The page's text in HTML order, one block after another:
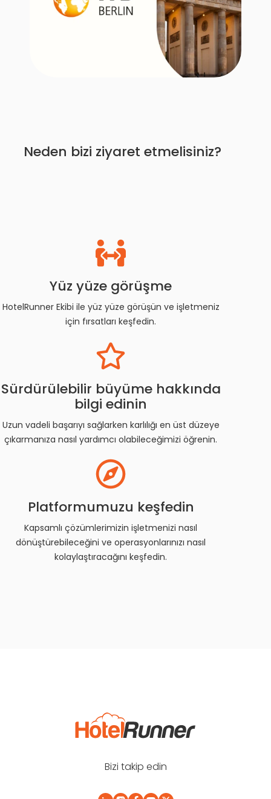
Neden bizi ziyaret etmelisiniz?
Platformumuzu keşfedin
Kapsamlı çözümlerimizin işletmenizi nasıl
dönüştürebileceğini ve operasyonlarınızı nasıl
kolaylaştıracağını keşfedin.
Sürdürülebilir büyüme hakkında
bilgi edinin
Uzun vadeli başarıyı sağlarken karlılığı en üst düzeye
çıkarmanıza nasıl yardımcı olabileceğimizi öğrenin.
Yüz yüze görüşme
HotelRunner Ekibi ile yüz yüze görüşün ve işletmeniz
için fırsatları keşfedin.
Bizi takip edin